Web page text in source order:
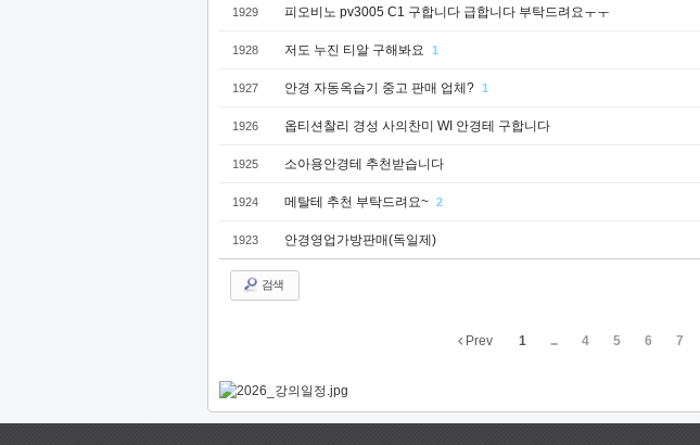
1929 피오비노 pv3005 C1 구합니다 급합니다 부탁드려요ㅜㅜ
1928 저도 누진 티알 구해봐요 1
1927 안경 자동옥습기 중고 판매 업체? 1
1926 옵티션찰리 경성 사의찬미 WI 안경테 구합니다
1925 소아용안경테 추천받습니다
1924 메탈테 추천 부탁드려요~ 2
1923 안경영업가방판매(독일제)
검색
Prev 1 ... 4 5 6 7